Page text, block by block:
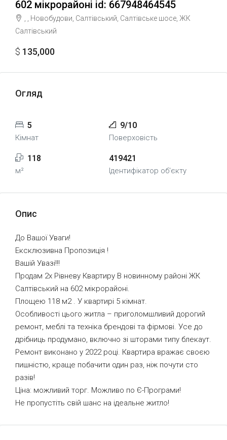
602 мікрорайоні id: 667948464545
, , Новобудови, Салтівський, Салтівське шосе, ЖК
Салтівський
$ 135,000
Огляд
5
Кімнат
9/10
Поверховість
118
м²
419421
Ідентифікатор об'єкту
Опис
До Вашої Уваги!
Ексклюзивна Пропозиція !
Вашій Увазі!!!
Продам 2х Рівневу Квартиру В новинному районі ЖК
Салтівський на 602 мікрорайоні.
Площею 118 м2 . У квартирі 5 кімнат.
Особливості цього житла – приголомшливий дорогий
ремонт, меблі та техніка брендові та фірмові. Усе до
дрібниць продумано, включно зі шторами типу блекаут.
Ремонт виконано у 2022 році. Квартира вражає своєю
пишністю, краще побачити один раз, ніж почути сто
разів!
Ціна: можливий торг. Можливо по Є-Програми!
Не пропустіть свій шанс на ідеальне житло!